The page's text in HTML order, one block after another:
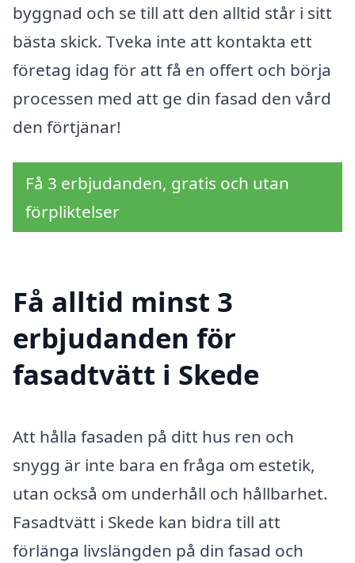
byggnad och se till att den alltid står i sitt
bästa skick. Tveka inte att kontakta ett
företag idag för att få en offert och börja
processen med att ge din fasad den vård
den förtjänar!
Få 3 erbjudanden, gratis och utan
förpliktelser
Få alltid minst 3
erbjudanden för
fasadtvätt i Skede
Att hålla fasaden på ditt hus ren och
snygg är inte bara en fråga om estetik,
utan också om underhåll och hållbarhet.
Fasadtvätt i Skede kan bidra till att
förlänga livslängden på din fasad och